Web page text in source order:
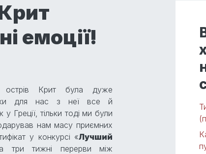
емоції!
Крит була дуже
для нас з неї все й
Греції, тільки тоді ми були
нам масу приємних
у конкурсі «Лучший
три тижні перерви між